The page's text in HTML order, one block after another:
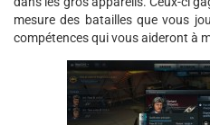
mesure des batailles que vous
compétences qui vous aideront à